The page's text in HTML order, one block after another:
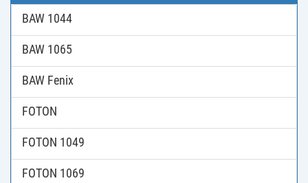
BAW 1044
BAW 1065
BAW Fenix
FOTON
FOTON 1049
FOTON 1069